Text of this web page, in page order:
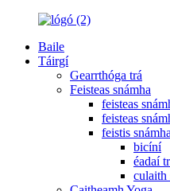
Baile
Táirgí
Gearrthóga trá
Feisteas snámha
feisteas
feisteas
feistis
bicíní
éadaí
culaith